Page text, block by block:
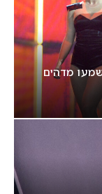
שנשמעו מדהים